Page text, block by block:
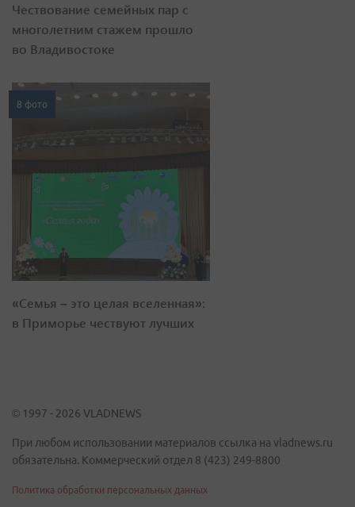
Чествование семейных пар с
многолетним стажем прошло
во Владивостоке
8 фото
«Семья – это целая вселенная»:
в Приморье чествуют лучших
© 1997 - 2026 VLADNEWS
При любом использовании материалов ссылка на vladnews.ru
обязательна. Коммерческий отдел 8 (423) 249-8800
Политика обработки персональных данных